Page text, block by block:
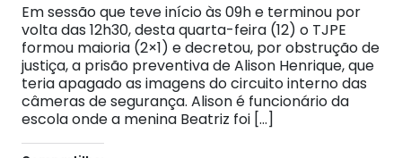
Em sessão que teve início às 09h e terminou por
volta das 12h30, desta quarta-feira (12) o TJPE
formou maioria (2×1) e decretou, por obstrução de
justiça, a prisão preventiva de Alison Henrique, que
teria apagado as imagens do circuito interno das
câmeras de segurança. Alison é funcionário da
escola onde a menina Beatriz foi […]